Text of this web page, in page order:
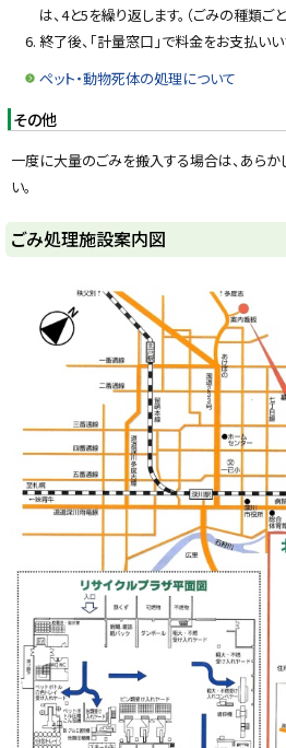
は、4と5を繰り返します。（ごみの種類ご
終了後、「計量窓口」で料金をお支払いい
ペット・動物死体の処理について
その他
一度に大量のごみを搬入する場合は、あら
い。
ト
ッ
ごみ処理施設案内図